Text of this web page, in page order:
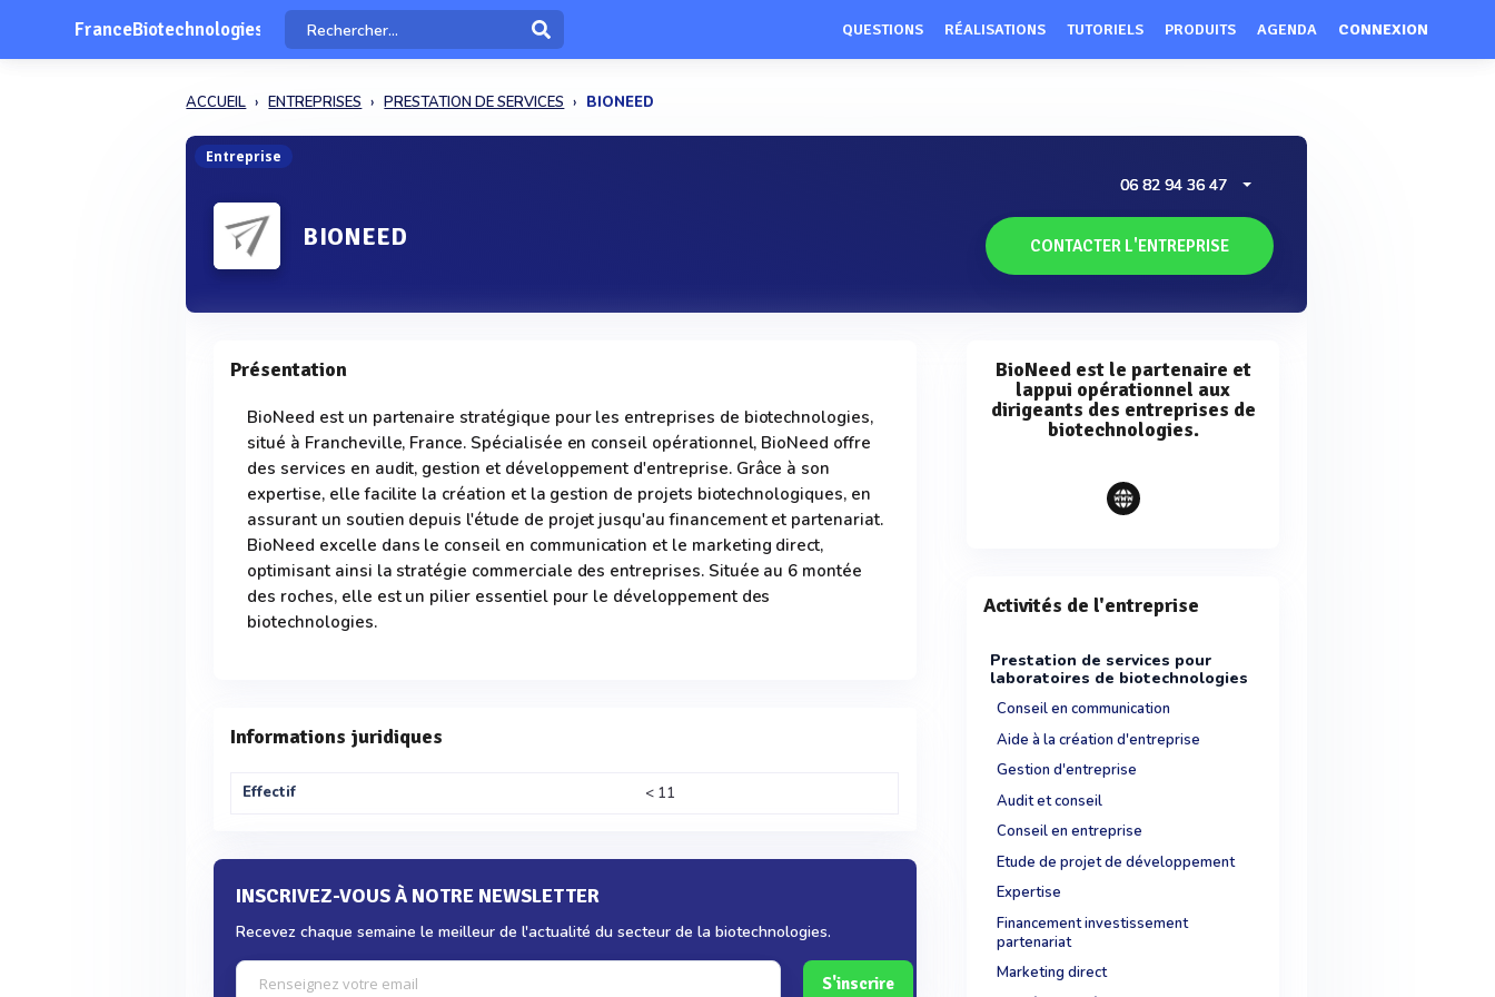
FranceBiotechnologies QUESTIONS RÉALISATIONS TUTORIELS PRODUITS AGENDA CONNEXION
ACCUEIL ENTREPRISES PRESTATION DE SERVICES BIONEED
Entreprise
BIONEED
06 82 94 36 47
CONTACTER L'ENTREPRISE
Présentation
BioNeed est un partenaire stratégique pour les entreprises de biotechnologies,
situé à Francheville, France. Spécialisée en conseil opérationnel, BioNeed offre
des services en audit, gestion et développement d'entreprise. Grâce à son
expertise, elle facilite la création et la gestion de projets biotechnologiques, en
assurant un soutien depuis l'étude de projet jusqu'au financement et partenariat.
BioNeed excelle dans le conseil en communication et le marketing direct,
optimisant ainsi la stratégie commerciale des entreprises. Située au 6 montée
des roches, elle est un pilier essentiel pour le développement des
biotechnologies.
Informations juridiques
Effectif < 11
INSCRIVEZ-VOUS À NOTRE NEWSLETTER
Recevez chaque semaine le meilleur de l'actualité du secteur de la biotechnologies.
S'inscrire
BioNeed est le partenaire et
lappui opérationnel aux
dirigeants des entreprises de
biotechnologies.
Activités de l'entreprise
Prestation de services pour
laboratoires de biotechnologies
Conseil en communication
Aide à la création d'entreprise
Gestion d'entreprise
Audit et conseil
Conseil en entreprise
Etude de projet de développement
Expertise
Financement investissement
partenariat
Marketing direct